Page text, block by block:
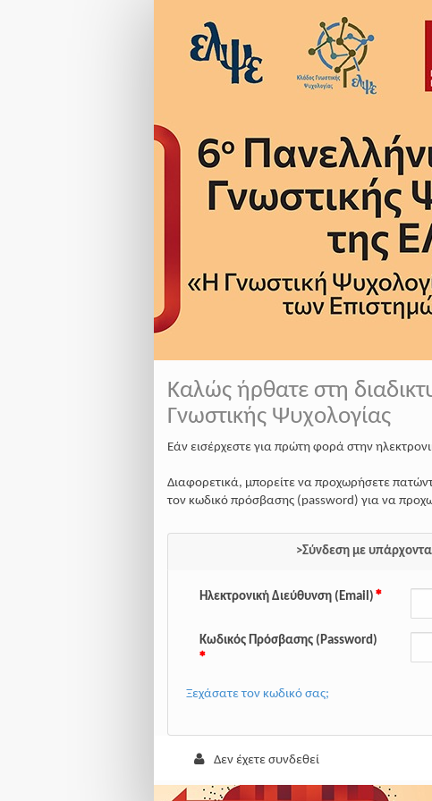
Καλώς ήρθατε στη
Γνωστικής Ψυχολογίας
Εάν εισέρχεστε για πρώτη φορά στην
Διαφορετικά, μπορείτε να προχωρήσετε
τον κωδικό πρόσβασης (password) για να
>Σύνδεση με
Ηλεκτρονική Διεύθυνση (Email)
Κωδικός Πρόσβασης (Password)
Ξεχάσατε τον κωδικό σας;
Δεν έχετε συνδεθεί